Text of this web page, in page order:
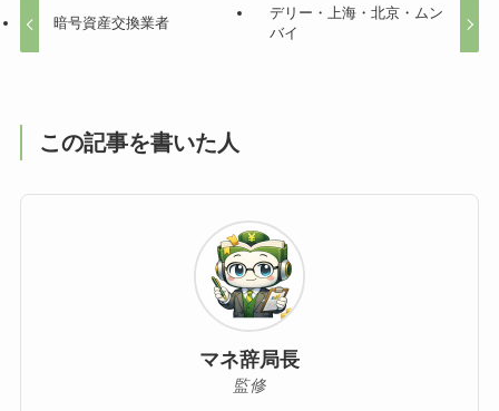
暗号資産交換業者
デリー・上海・北京・ムン
バイ
この記事を書いた人
マネ辞局長
監修